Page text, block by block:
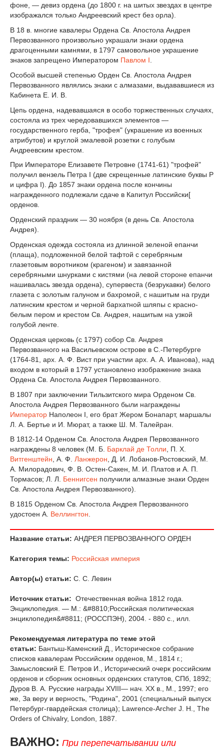
фоне, — девиз ордена (до 1800 г. на шитых звездах в центре
изображался только Андреевский крест без орла).
В 18 в. многие кавалеры Ордена Св. Апостола Андрея
Первозванного произвольно украшали знаки ордена
драгоценными камнями, в 1797 самовольное украшение
знаков запрещено Императором Павлом I
Особой высшей степенью Орден Св. Апостола Андрея
Первозванного являлись знаки с алмазами, выдававшиеся из
Кабинета Е. И. В.
Цепь ордена, надевавшаяся в особо торжественных случаях,
состояла из трех чередовавшихся элементов —
государственного герба, "трофея" (украшение из военных
атрибутов) и круглой эмалевой розетки с голубым
Андреевским крестом.
При Императоре Елизавете Петровне (1741-61) "трофей"
получил вензель Петра I (две скрещенные латинские буквы P
и цифра I). До 1857 знаки ордена после кончины
награжденного подлежали сдаче в Капитул Российски[
орденов.
Орденский праздник — 30 ноября (в день Св. Апостола
Андрея).
Орденская одежда состояла из длинной зеленой епанчи
(плаща), подложенной белой тафтой с серебряным
глазетовым воротником (крагеном) и завязанной
серебряными шнурками с кистями (на левой стороне епанчи
нашивалась звезда ордена), супервеста (безрукавки) белого
глазета с золотым галуном и бахромой, с нашитым на груди
латинским крестом и черной бархатной шляпы с красно-
белым пером и крестом Св. Андрея, нашитым на узкой
голубой ленте.
Орденская церковь (с 1797) собор Св. Андрея
Первозванного на Васильевском острове в С.-Петербурге
(1764-81, арх. А. Ф. Вист при участии арх. А. А. Иванова), над
входом в который в 1797 установлено изображение знака
Ордена Св. Апостола Андрея Первозванного.
В 1807 при заключении Тильзитского мира Орденом Св.
Апостола Андрея Первозванного были награждены
Император Наполеон I, его брат Жером Бонапарт, маршалы
Л. А. Бертье и И. Мюрат, а также Ш. М. Талейран.
В 1812-14 Орденом Св. Апостола Андрея Первозванного
награждены 8 человек (М. Б. Барклай де Толли, П. X.
Витгенштейн, А. Ф. Ланжерон, Д. И. Лобанов-Ростовский, М.
А. Милорадович, Ф. В. Остен-Сакен, М. И. Платов и А. П.
Тормасов; Л. Л. Беннигсен получили алмазные знаки Орден
Св. Апостола Андрея Первозванного).
В 1815 Орденом Св. Апостола Андрея Первозванного
удостоен А. Веллингтон
Название статьи: АНДРЕЯ ПЕРВОЗВАННОГО ОРДЕН
Категория темы: Российская империя
Автор(ы) статьи: С. С. Левин
Источник статьи: Отечественная война 1812 года.
Энциклопедия. — М.: &#8810;Российская политическая
энциклопедия&#8811; (РОССПЭН), 2004. - 880 с., илл.
Рекомендуемая литература по теме этой
статьи: Бантыш-Каменский Д., Историческое собрание
списков кавалерам Российским орденов, М., 1814 г.;
Замысловский Е. Петров И., Исторический очерк российским
орденов и сборник основных орденских статутов, СПб, 1892;
Дуров В. А. Русские награды XVIII— нач. XX в., М., 1997; его
же, За веру и верность, "Родина", 2001 (специальный выпуск
Петербург-гвардейская столица); Lawrence-Archer J. Н., The
Orders of Chivalry, London, 1887.
ВАЖНО: При перепечатывании или